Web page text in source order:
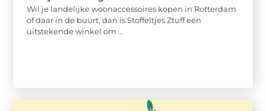
Wil je landelijke woonaccessoires kopen in Rotterdam
of daar in de buurt, dan is Stoffeltjes Ztuff een
uitstekende winkel om ...